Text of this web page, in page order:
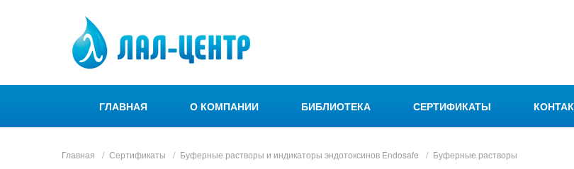
ГЛАВНАЯ О КОМПАНИИ БИБЛИОТЕКА СЕРТИФИКАТЫ
Главная Сертификаты Буферные растворы и индикаторы эндотоксинов Endosafe Буферные растворы